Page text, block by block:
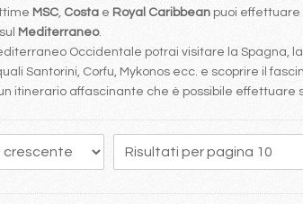
MSC, Costa e Royal Caribbean puoi effettuare
Mediterraneo.
Occidentale potrai visitare la Spagna,
Santorini, Corfu, Mykonos ecc. e scoprire il
itinerario affascinante che è possibile
87 89 90 91 92